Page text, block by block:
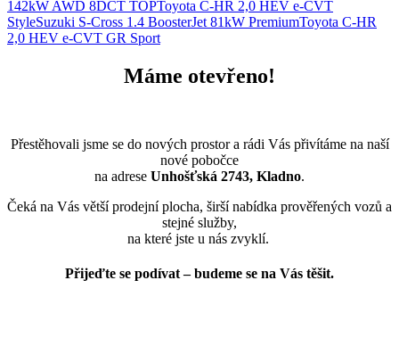
142kW AWD 8DCT TOPToyota C-HR 2,0 HEV e-CVT
StyleSuzuki S-Cross 1.4 BoosterJet 81kW PremiumToyota C-HR
2,0 HEV e-CVT GR Sport
Máme otevřeno!
Přestěhovali jsme se do nových prostor a rádi Vás přivítáme na naší
nové pobočce
na adrese Unhošťská 2743, Kladno.
Čeká na Vás větší prodejní plocha, širší nabídka prověřených vozů a
stejné služby,
na které jste u nás zvyklí.
Přijeďte se podívat – budeme se na Vás těšit.